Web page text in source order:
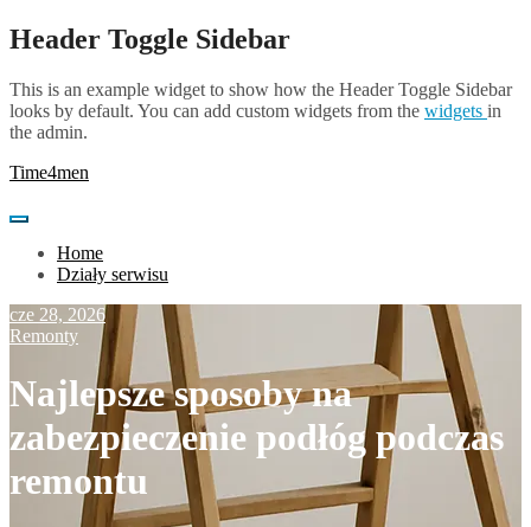
Skip
to
Header Toggle Sidebar
This is an example widget to show how the Header Toggle Sidebar
looks by default. You can add custom widgets from the widgets in
the admin.
Time4men
Home
Działy serwisu
cze 28, 2026
Remonty
Najlepsze sposoby na
zabezpieczenie podłóg podczas
remontu